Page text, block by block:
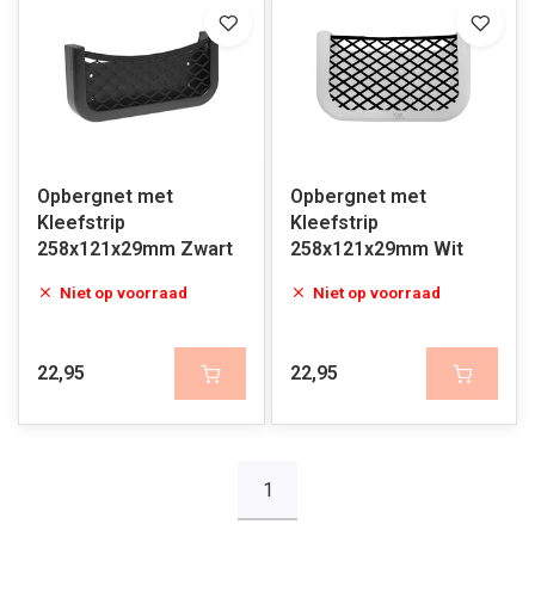
Opbergnet met
Kleefstrip
258x121x29mm Zwart
Niet op voorraad
22,95
Opbergnet met
Kleefstrip
258x121x29mm Wit
Niet op voorraad
22,95
1